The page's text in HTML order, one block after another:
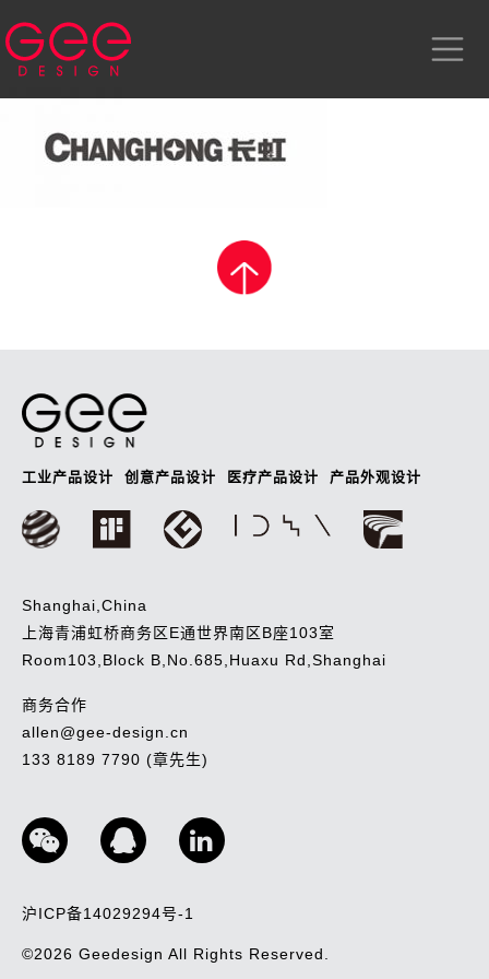
工业产品设计 创意产品设计 医疗产品设计 产品外观设计
Shanghai,China
上海青浦虹桥商务区E通世界南区B座103室
Room103,Block B,No.685,Huaxu Rd,Shanghai
商务合作
allen@gee-design.cn
133 8189 7790 (章先生)
沪ICP备14029294号-1
©2026 Geedesign All Rights Reserved.